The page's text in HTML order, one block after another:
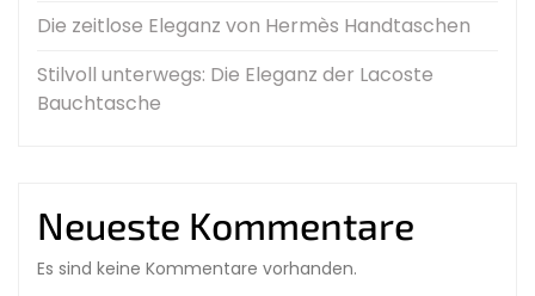
Die zeitlose Eleganz von Hermès Handtaschen
Stilvoll unterwegs: Die Eleganz der Lacoste
Bauchtasche
Neueste Kommentare
Es sind keine Kommentare vorhanden.